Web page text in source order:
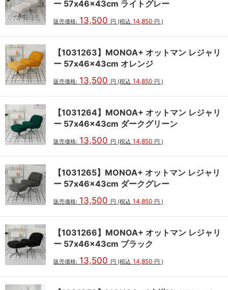
ー 57x46x43cm ライトグレー
販売価格: 13,500 円 (税込 14,850 円 )
【1031263】MONOA+ オットマン レジャリ
ー 57x46x43cm オレンジ
販売価格: 13,500 円 (税込 14,850 円 )
【1031264】MONOA+ オットマン レジャリ
ー 57x46x43cm ダークグリーン
販売価格: 13,500 円 (税込 14,850 円 )
【1031265】MONOA+ オットマン レジャリ
ー 57x46x43cm ダークグレー
販売価格: 13,500 円 (税込 14,850 円 )
【1031266】MONOA+ オットマン レジャリ
ー 57x46x43cm ブラック
販売価格: 13,500 円 (税込 14,850 円 )